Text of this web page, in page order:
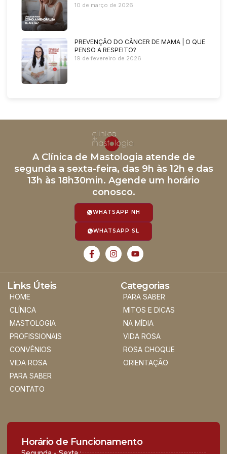
10 de março de 2026
PREVENÇÃO DO CÂNCER DE MAMA | O QUE
PENSO A RESPEITO?
19 de fevereiro de 2026
A Clínica de Mastologia atende de
segunda a sexta-feira, das 9h às 12h e das
13h às 18h30min. Agende um horário
conosco.
WHATSAPP NH
WHATSAPP SL
Links Úteis
HOME
CLÍNICA
MASTOLOGIA
PROFISSIONAIS
CONVÊNIOS
VIDA ROSA
PARA SABER
CONTATO
Categorias
PARA SABER
MITOS E DICAS
NA MÍDIA
VIDA ROSA
ROSA CHOQUE
ORIENTAÇÃO
Horário de Funcionamento